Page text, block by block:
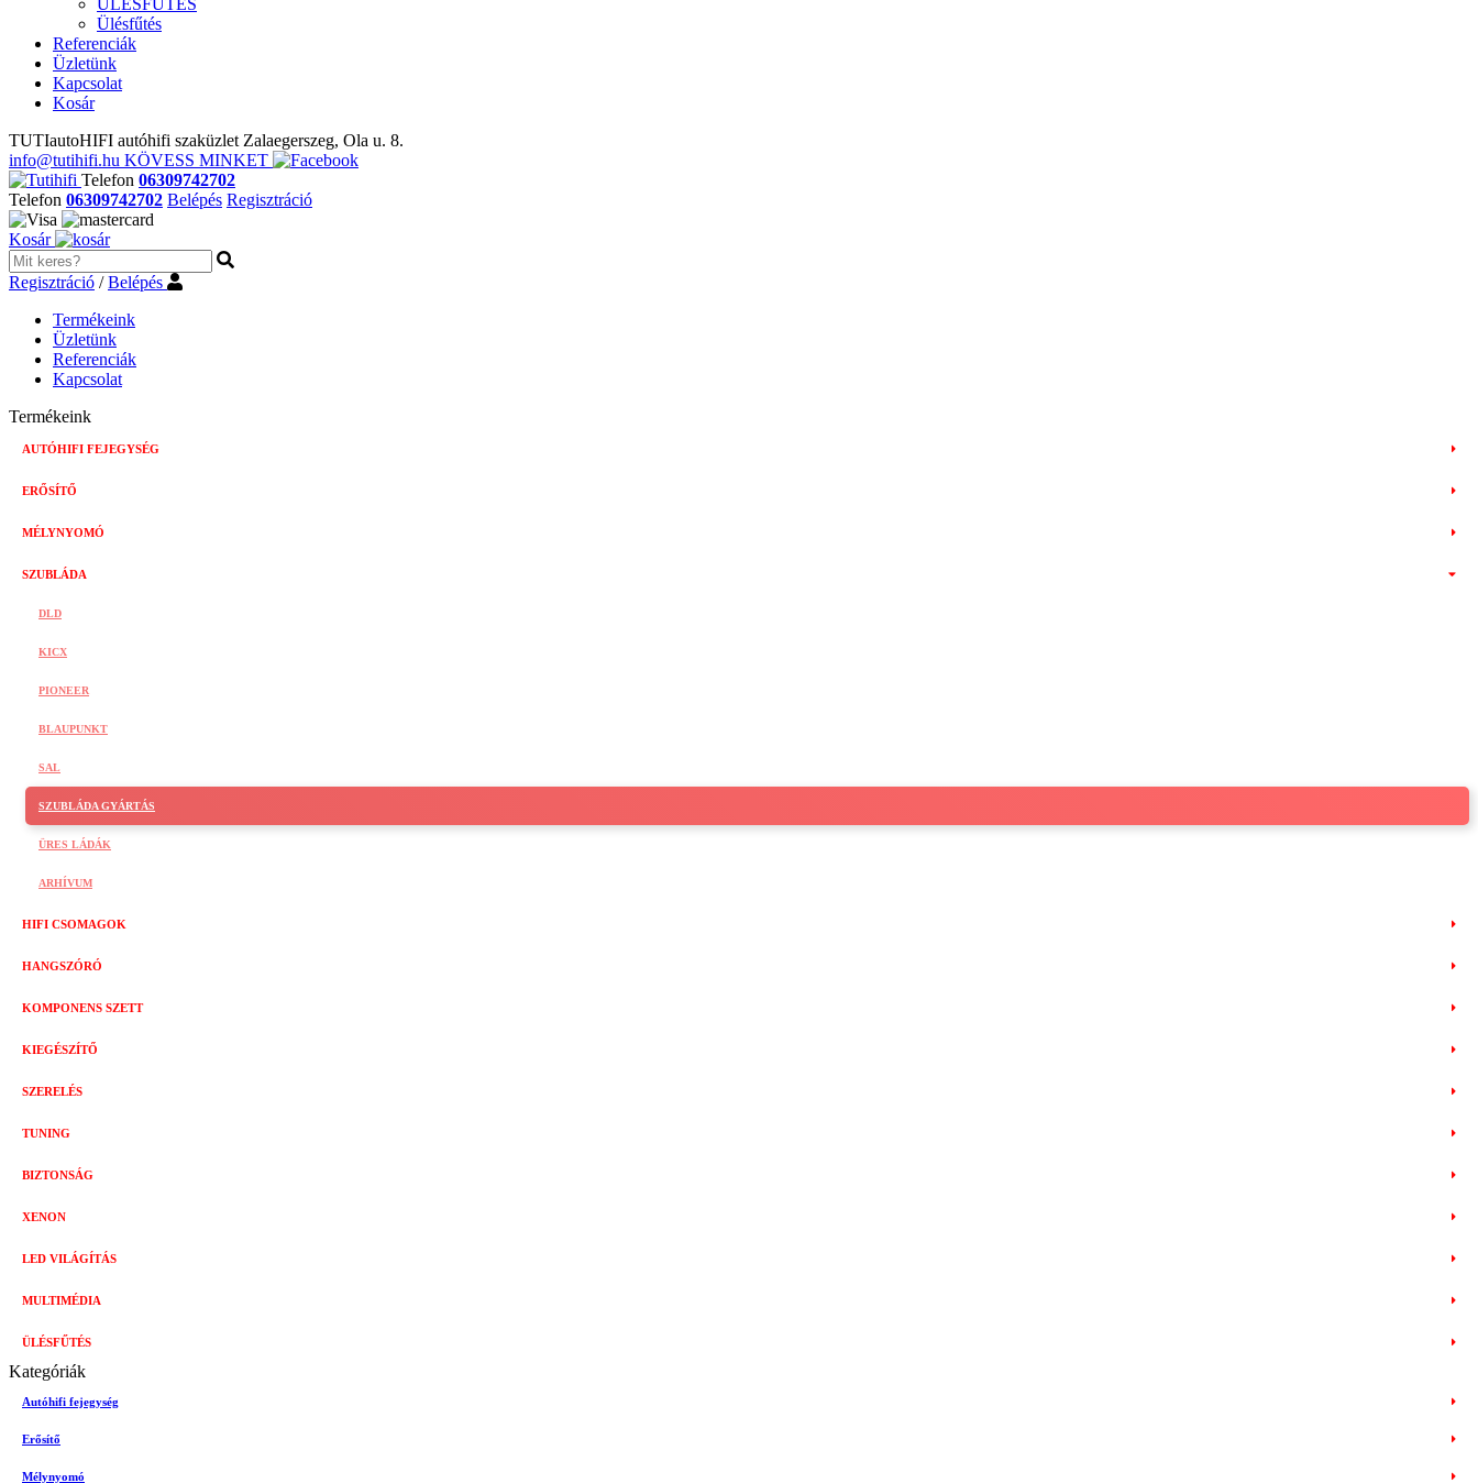
ÜLÉSFŰTÉS
Ülésfűtés
Referenciák
Üzletünk
Kapcsolat
Kosár
TUTIautoHIFI autóhifi szaküzlet Zalaegerszeg, Ola u. 8.
info@tutihifi.hu KÖVESS MINKET
Telefon 06309742702
Telefon 06309742702 Belépés Regisztráció
Kosár
Regisztráció /Belépés
Termékeink
Üzletünk
Referenciák
Kapcsolat
Termékeink
AUTÓHIFI FEJEGYSÉG
ERŐSÍTŐ
MÉLYNYOMÓ
SZUBLÁDA
DLD
KICX
PIONEER
BLAUPUNKT
SAL
SZUBLÁDA GYÁRTÁS
ÜRES LÁDÁK
ARHÍVUM
HIFI CSOMAGOK
HANGSZÓRÓ
KOMPONENS SZETT
KIEGÉSZÍTŐ
SZERELÉS
TUNING
BIZTONSÁG
XENON
LED VILÁGÍTÁS
MULTIMÉDIA
ÜLÉSFŰTÉS
Kategóriák
Autóhifi fejegység
Erősítő
Mélynyomó